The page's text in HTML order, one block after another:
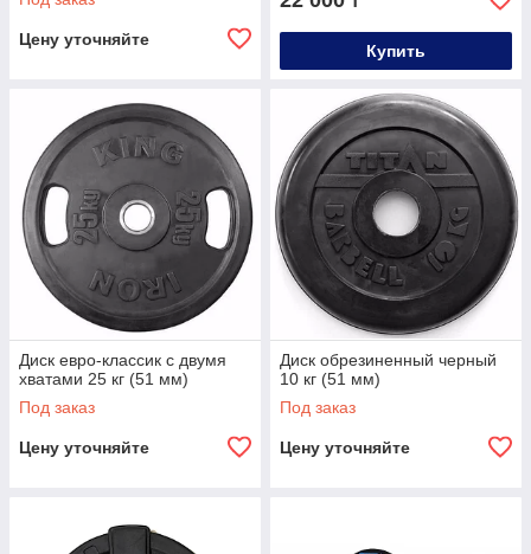
Цену уточняйте
Купить
Диск евро-классик с двумя
хватами 25 кг (51 мм)
Под заказ
Цену уточняйте
Диск обрезиненный черный
10 кг (51 мм)
Под заказ
Цену уточняйте